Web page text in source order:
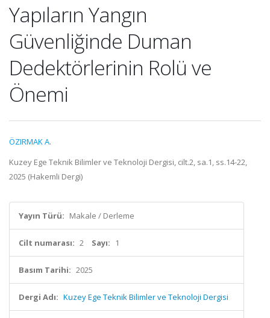
Yapıların Yangın
Güvenliğinde Duman
Dedektörlerinin Rolü ve
Önemi
ÖZIRMAK A.
Kuzey Ege Teknik Bilimler ve Teknoloji Dergisi, cilt.2, sa.1, ss.14-22,
2025 (Hakemli Dergi)
Yayın Türü: Makale / Derleme
Cilt numarası: 2 Sayı: 1
Basım Tarihi: 2025
Dergi Adı: Kuzey Ege Teknik Bilimler ve Teknoloji Dergisi